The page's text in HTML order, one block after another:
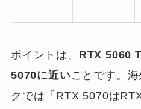
ポイントは、 RTX 5060
5070に近いことです。
クでは「RTX 5070は